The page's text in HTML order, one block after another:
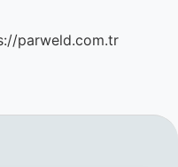
parweld.com.tr